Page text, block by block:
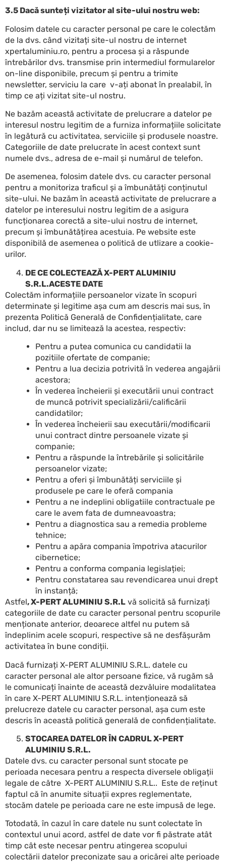
3.5 Dacă sunteți vizitator al site-ului nostru web:
Folosim datele cu caracter personal pe care le colectăm
de la dvs. când vizitați site-ul nostru de internet
xpertaluminiu.ro, pentru a procesa și a răspunde
întrebărilor dvs. transmise prin intermediul formularelor
on-line disponibile, precum și pentru a trimite
newsletter, serviciu la care v-ați abonat în prealabil, în
timp ce ați vizitat site-ul nostru.
Ne bazăm această activitate de prelucrare a datelor pe
interesul nostru legitim de a furniza informațiile solicitate
în legătură cu activitatea, serviciile și produsele noastre.
Categoriile de date prelucrate în acest context sunt
numele dvs., adresa de e-mail și numărul de telefon.
De asemenea, folosim datele dvs. cu caracter personal
pentru a monitoriza traficul și a îmbunătăți conținutul
site-ului. Ne bazăm în această activitate de prelucrare a
datelor pe interesului nostru legitim de a asigura
funcționarea corectă a site-ului nostru de internet,
precum și îmbunătățirea acestuia. Pe website este
disponibilă de asemenea o politică de utlizare a cookie-
urilor.
DE CE COLECTEAZĂ X-PERT ALUMINIU
S.R.L.ACESTE DATE
Colectăm informațiile persoanelor vizate în scopuri
determinate și legitime așa cum am descris mai sus, în
prezenta Politică Generală de Confidențialitate, care
includ, dar nu se limitează la acestea, respectiv:
Pentru a putea comunica cu candidatii la
pozitiile ofertate de companie;
Pentru a lua decizia potrivită în vederea angajării
acestora;
În vederea încheierii și executării unui contract
de muncă potrivit specializării/calificării
candidatilor;
În vederea încheierii sau executării/modificarii
unui contract dintre persoanele vizate și
companie;
Pentru a răspunde la întrebările și solicitările
persoanelor vizate;
Pentru a oferi și îmbunătăți serviciile și
produsele pe care le oferă compania
Pentru a ne indeplini obligatiile contractuale pe
care le avem fata de dumneavoastra;
Pentru a diagnostica sau a remedia probleme
tehnice;
Pentru a apăra compania împotriva atacurilor
cibernetice;
Pentru a conforma compania legislației;
Pentru constatarea sau revendicarea unui drept
în instanță;
Astfel, X-PERT ALUMINIU S.R.L vă solicită să furnizați
categoriile de date cu caracter personal pentru scopurile
menționate anterior, deoarece altfel nu putem să
îndeplinim acele scopuri, respective să ne desfășurăm
activitatea în bune condiții.
Dacă furnizați X-PERT ALUMINIU S.R.L. datele cu
caracter personal ale altor persoane fizice, vă rugăm să
le comunicați înainte de această dezvăluire modalitatea
în care X-PERT ALUMINIU S.R.L. intenționează să
prelucreze datele cu caracter personal, așa cum este
descris în această politică generală de confidențialitate.
STOCAREA DATELOR ÎN CADRUL X-PERT
ALUMINIU S.R.L.
Datele dvs. cu caracter personal sunt stocate pe
perioada necesara pentru a respecta diversele obligații
legale de către X-PERT ALUMINIU S.R.L.. Este de reținut
faptul că în anumite situații expres reglementate,
stocăm datele pe perioada care ne este impusă de lege.
Totodată, în cazul în care datele nu sunt colectate în
contextul unui acord, astfel de date vor fi păstrate atât
timp cât este necesar pentru atingerea scopului
colectării datelor preconizate sau a oricărei alte perioade